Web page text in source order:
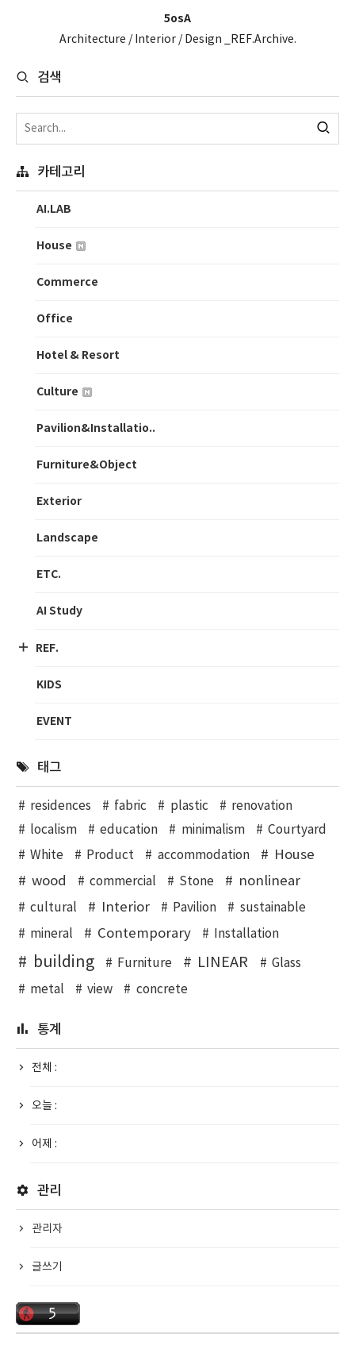
5osA
Architecture / Interior / Design _REF.Archive.
검색
카테고리
AI.LAB
House
Commerce
Office
Hotel & Resort
Culture
Pavilion&Installatio..
Furniture&Object
Exterior
Landscape
ETC.
AI Study
REF.
KIDS
EVENT
태그
residences fabric plastic
renovation
localism
education minimalism
Courtyard
White
Product accommodation
House
wood
commercial Stone nonlinear
cultural Interior Pavilion
sustainable
mineral
Contemporary Installation
building Furniture LINEAR
Glass
metal
view concrete
통계
전체 :
오늘 :
어제 :
관리
관리자
글쓰기